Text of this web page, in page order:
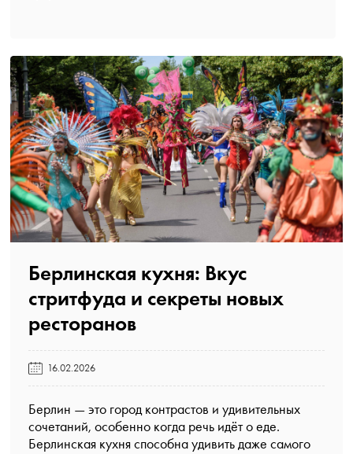
Берлинская кухня: Вкус
стритфуда и секреты новых
ресторанов️
16.02.2026
Берлин — это город контрастов и удивительных
сочетаний, особенно когда речь идёт о еде.
Берлинская кухня способна удивить даже самого